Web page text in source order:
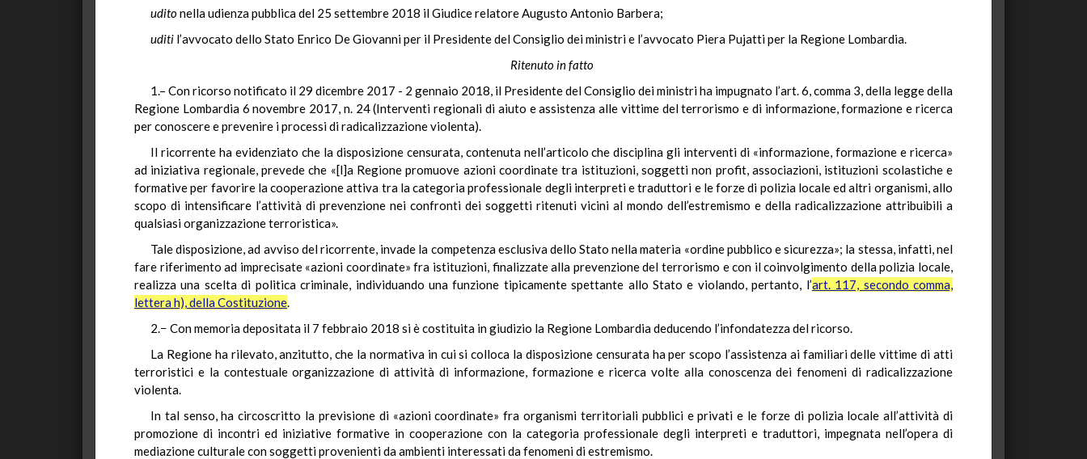
uditonella udienza pubblica del 25 settembre 2018 il Giudice relatore Augusto Antonio Barbera;
uditi l’avvocato dello Stato Enrico De Giovanni per il Presidente del Consiglio dei ministri e l’avvocato Piera Pujatti per la Regione Lombardia.
Ritenuto in fatto
1.– Con ricorso notificato il 29 dicembre 2017 - 2 gennaio 2018, il Presidente del Consiglio dei ministri ha impugnato l’art. 6, comma 3, della legge della
Regione Lombardia 6 novembre 2017, n. 24 (Interventi regionali di aiuto e assistenza alle vittime del terrorismo e di informazione, formazione e ricerca
per conoscere e prevenire i processi di radicalizzazione violenta).
Il ricorrente ha evidenziato che la disposizione censurata, contenuta nell’articolo che disciplina gli interventi di «informazione, formazione e ricerca»
ad iniziativa regionale, prevede che «[l]a Regione promuove azioni coordinate tra istituzioni, soggetti non profit, associazioni, istituzioni scolastiche e
formative per favorire la cooperazione attiva tra la categoria professionale degli interpreti e traduttori e le forze di polizia locale ed altri organismi, allo
scopo di intensificare l’attività di prevenzione nei confronti dei soggetti ritenuti vicini al mondo dell’estremismo e della radicalizzazione attribuibili a
qualsiasi organizzazione terroristica».
Tale disposizione, ad avviso del ricorrente, invade la competenza esclusiva dello Stato nella materia «ordine pubblico e sicurezza»; la stessa, infatti, nel
fare riferimento ad imprecisate «azioni coordinate» fra istituzioni, finalizzate alla prevenzione del terrorismo e con il coinvolgimento della polizia locale,
realizza una scelta di politica criminale, individuando una funzione tipicamente spettante allo Stato e violando, pertanto, l’art. 117, secondo comma,
lettera h), della Costituzione.
2.− Con memoria depositata il 7 febbraio 2018 si è costituita in giudizio la Regione Lombardia deducendo l’infondatezza del ricorso.
La Regione ha rilevato, anzitutto, che la normativa in cui si colloca la disposizione censurata ha per scopo l’assistenza ai familiari delle vittime di atti
terroristici e la contestuale organizzazione di attività di informazione, formazione e ricerca volte alla conoscenza dei fenomeni di radicalizzazione
violenta.
In tal senso, ha circoscritto la previsione di «azioni coordinate» fra organismi territoriali pubblici e privati e le forze di polizia locale all’attività di
promozione di incontri ed iniziative formative in cooperazione con la categoria professionale degli interpreti e traduttori, impegnata nell’opera di
mediazione culturale con soggetti provenienti da ambienti interessati da fenomeni di estremismo.